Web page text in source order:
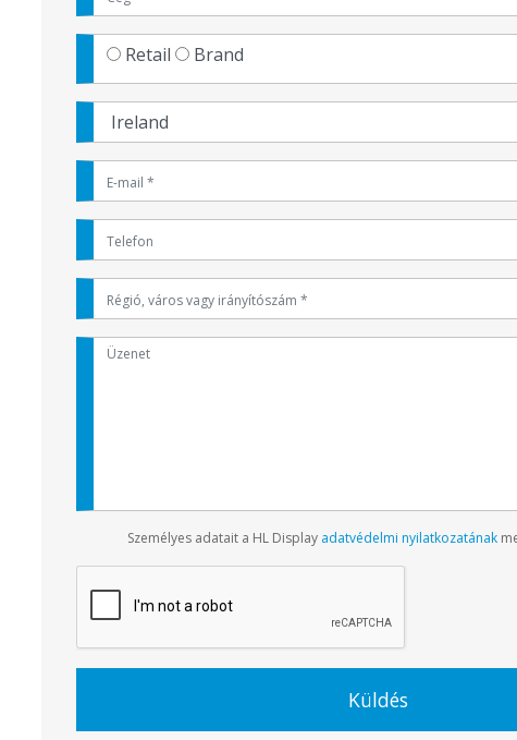
Retail Brand
Személyes adatait a HL Display adatvédelmi nyilatkozatának
Küldés